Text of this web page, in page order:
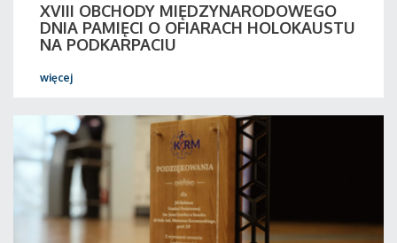
XVIII OBCHODY MIĘDZYNARODOWEGO
DNIA PAMIĘCI O OFIARACH HOLOKAUSTU
NA PODKARPACIU
więcej